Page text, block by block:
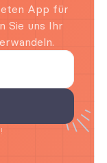
App für
Sie uns Ihr